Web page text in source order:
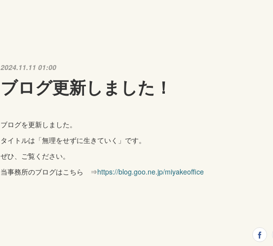
2024.11.11 01:00
ブログ更新しました！
ブログを更新しました。
タイトルは「無理をせずに生きていく」です。
ぜひ、ご覧ください。
当事務所のブログはこちら ⇒https://blog.goo.ne.jp/miyakeoffice